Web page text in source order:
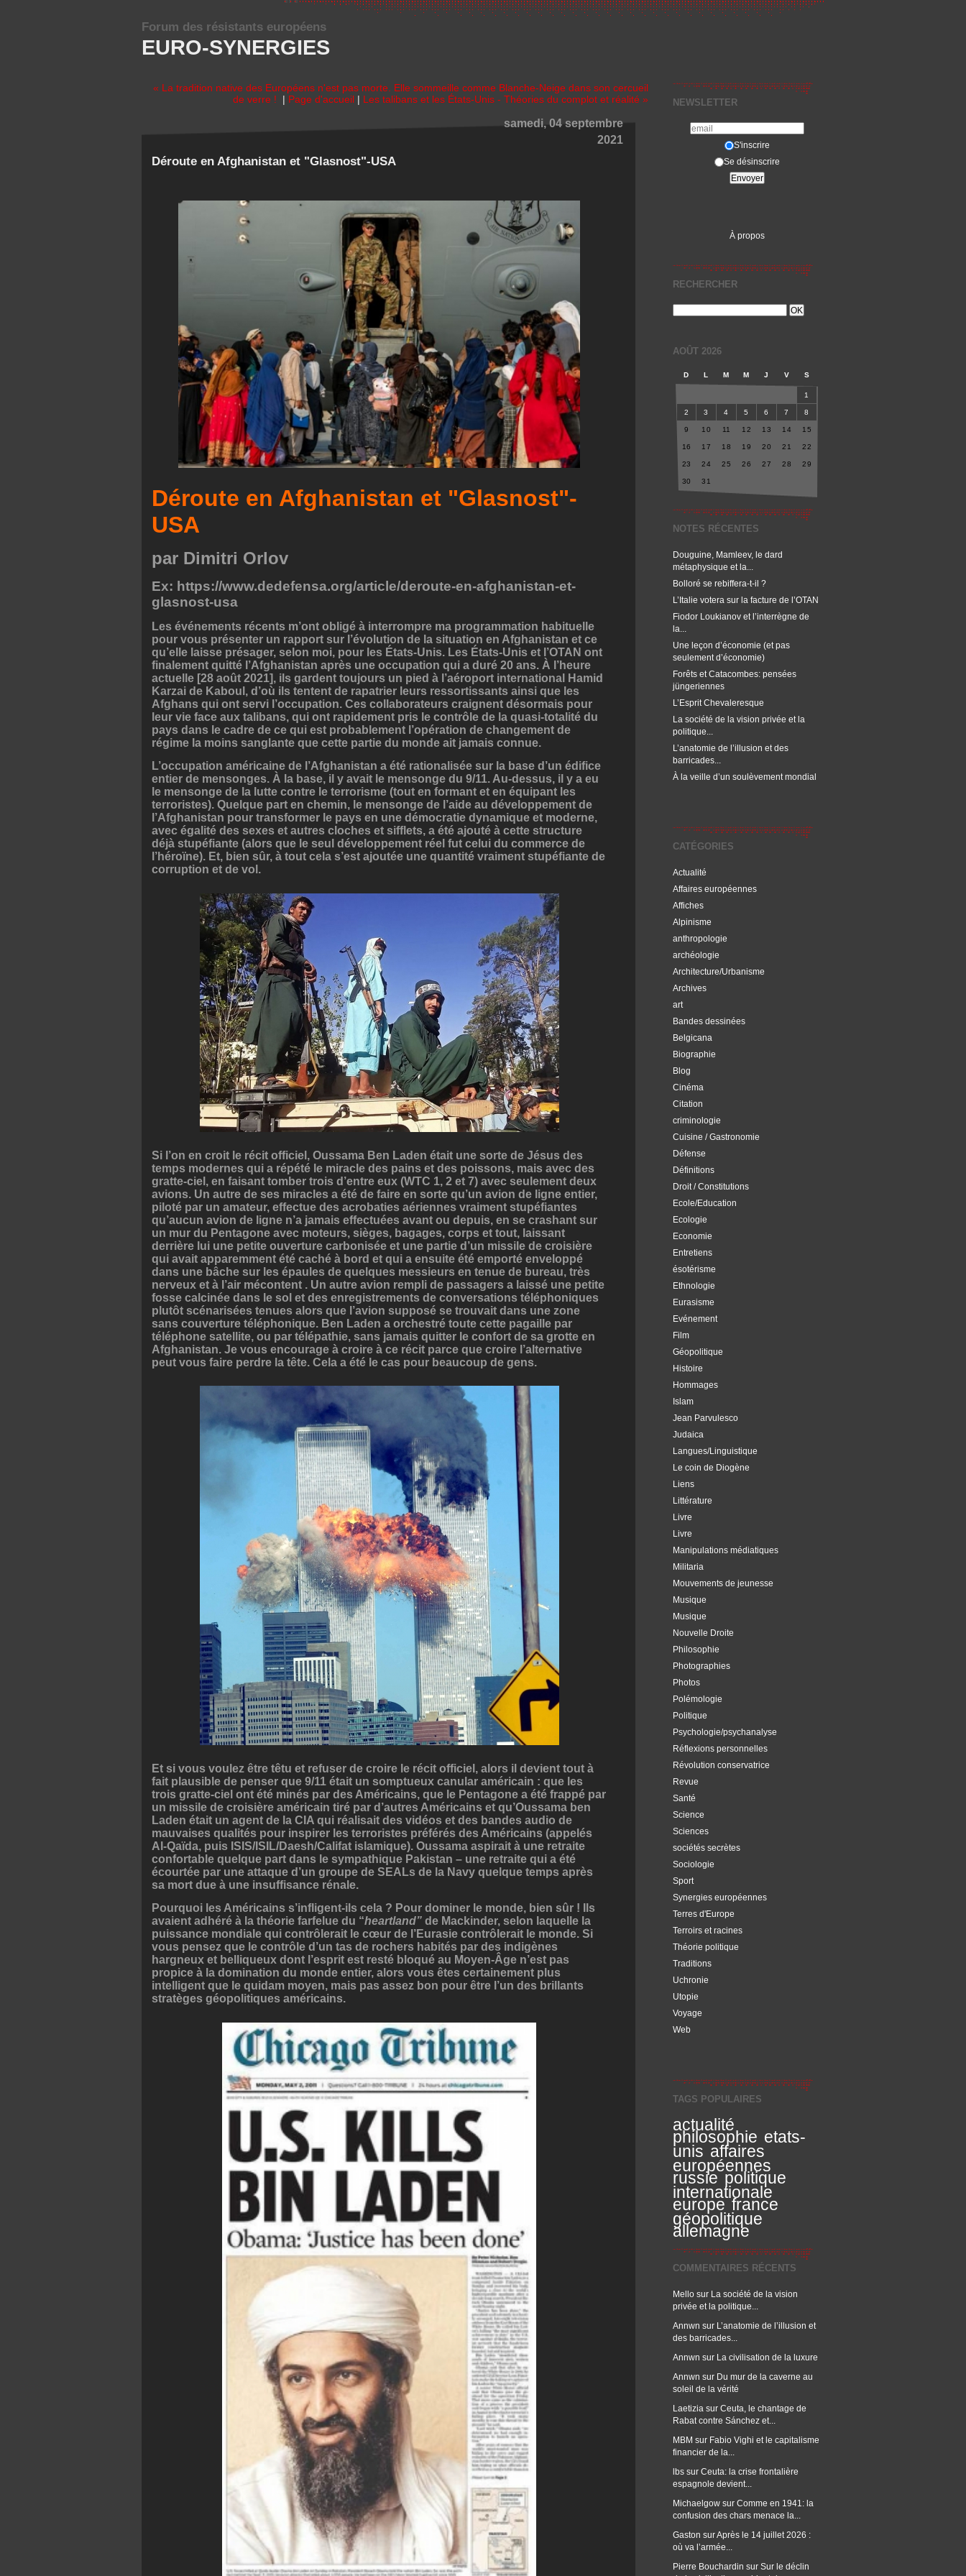
EURO-SYNERGIES
Forum des résistants européens
NEWSLETTER
S'inscrire
Se désinscrire
À propos
RECHERCHER
AOÛT 2026
D L M M J V S
1
2 3 4 5 6 7 8
9 10 11 12 13 14 15
16 17 18 19 20 21 22
23 24 25 26 27 28 29
30 31
NOTES RÉCENTES
Douguine, Mamleev, le dard
métaphysique et la...
Bolloré se rebiffera-t-il ?
L’Italie votera sur la facture de l’OTAN
Fiodor Loukianov et l’interrègne de
la...
Une leçon d’économie (et pas
seulement d’économie)
Forêts et Catacombes: pensées
jüngeriennes
L’Esprit Chevaleresque
La société de la vision privée et la
politique...
L’anatomie de l’illusion et des
barricades...
À la veille d’un soulèvement mondial
CATÉGORIES
Actualité
Affaires européennes
Affiches
Alpinisme
anthropologie
archéologie
Architecture/Urbanisme
Archives
art
Bandes dessinées
Belgicana
Biographie
Blog
Cinéma
Citation
criminologie
Cuisine / Gastronomie
Défense
Définitions
Droit / Constitutions
Ecole/Education
Ecologie
Economie
Entretiens
ésotérisme
Ethnologie
Eurasisme
Evénement
Film
Géopolitique
Histoire
Hommages
Islam
Jean Parvulesco
Judaica
Langues/Linguistique
Le coin de Diogène
Liens
Littérature
Livre
Livre
Manipulations médiatiques
Militaria
Mouvements de jeunesse
Musique
Musique
Nouvelle Droite
Philosophie
Photographies
Photos
Polémologie
Politique
Psychologie/psychanalyse
Réflexions personnelles
Révolution conservatrice
Revue
Santé
Science
Sciences
sociétés secrètes
Sociologie
Sport
Synergies européennes
Terres d'Europe
Terroirs et racines
Théorie politique
Traditions
Uchronie
Utopie
Voyage
Web
TAGS POPULAIRES
actualité
philosophie etats-
unis affaires
européennes
russie politique
internationale
europe france
géopolitique
allemagne
COMMENTAIRES RÉCENTS
Mello sur La société de la vision
privée et la politique...
Annwn sur L’anatomie de l’illusion et
des barricades...
Annwn sur La civilisation de la luxure
Annwn sur Du mur de la caverne au
soleil de la vérité
Laetizia sur Ceuta, le chantage de
Rabat contre Sánchez et...
MBM sur Fabio Vighi et le capitalisme
financier de la...
lbs sur Ceuta: la crise frontalière
espagnole devient...
Michaelgow sur Comme en 1941: la
confusion des chars menace la...
Gaston surAprès le 14 juillet 2026 :
où va l’armée...
Pierre Bouchardin sur Sur le déclin
« La tradition native des Européens n'est pas morte. Elle sommeille comme Blanche-Neige dans son cercueil
de verre !
| Page d'accueil | Les talibans et les États-Unis - Théories du complot et réalité »
samedi, 04 septembre
2021
Déroute en Afghanistan et "Glasnost"-USA
Déroute en Afghanistan et "Glasnost"-
USA
par Dimitri Orlov
Ex: https://www.dedefensa.org/article/deroute-en-afghanistan-et-
glasnost-usa
Les événements récents m’ont obligé à interrompre ma programmation habituelle
pour vous présenter un rapport sur l’évolution de la situation en Afghanistan et ce
qu’elle laisse présager, selon moi, pour les États-Unis. Les États-Unis et l’OTAN ont
finalement quitté l’Afghanistan après une occupation qui a duré 20 ans. À l’heure
actuelle [28 août 2021], ils gardent toujours un pied à l’aéroport international Hamid
Karzai de Kaboul, d’où ils tentent de rapatrier leurs ressortissants ainsi que les
Afghans qui ont servi l’occupation. Ces collaborateurs craignent désormais pour
leur vie face aux talibans, qui ont rapidement pris le contrôle de la quasi-totalité du
pays dans le cadre de ce qui est probablement l’opération de changement de
régime la moins sanglante que cette partie du monde ait jamais connue.
L’occupation américaine de l’Afghanistan a été rationalisée sur la base d’un édifice
entier de mensonges. À la base, il y avait le mensonge du 9/11. Au-dessus, il y a eu
le mensonge de la lutte contre le terrorisme (tout en formant et en équipant les
terroristes). Quelque part en chemin, le mensonge de l’aide au développement de
l’Afghanistan pour transformer le pays en une démocratie dynamique et moderne,
avec égalité des sexes et autres cloches et sifflets, a été ajouté à cette structure
déjà stupéfiante (alors que le seul développement réel fut celui du commerce de
l’héroïne). Et, bien sûr, à tout cela s’est ajoutée une quantité vraiment stupéfiante de
corruption et de vol.
Si l’on en croit le récit officiel, Oussama Ben Laden était une sorte de Jésus des
temps modernes qui a répété le miracle des pains et des poissons, mais avec des
gratte-ciel, en faisant tomber trois d’entre eux (WTC 1, 2 et 7) avec seulement deux
avions. Un autre de ses miracles a été de faire en sorte qu’un avion de ligne entier,
piloté par un amateur, effectue des acrobaties aériennes vraiment stupéfiantes
qu’aucun avion de ligne n’a jamais effectuées avant ou depuis, en se crashant sur
un mur du Pentagone avec moteurs, sièges, bagages, corps et tout, laissant
derrière lui une petite ouverture carbonisée et une partie d’un missile de croisière
qui avait apparemment été caché à bord et qui a ensuite été emporté enveloppé
dans une bâche sur les épaules de quelques messieurs en tenue de bureau, très
nerveux et à l’air mécontent . Un autre avion rempli de passagers a laissé une petite
fosse calcinée dans le sol et des enregistrements de conversations téléphoniques
plutôt scénarisées tenues alors que l’avion supposé se trouvait dans une zone
sans couverture téléphonique. Ben Laden a orchestré toute cette pagaille par
téléphone satellite, ou par télépathie, sans jamais quitter le confort de sa grotte en
Afghanistan. Je vous encourage à croire à ce récit parce que croire l’alternative
peut vous faire perdre la tête. Cela a été le cas pour beaucoup de gens.
Et si vous voulez être têtu et refuser de croire le récit officiel, alors il devient tout à
fait plausible de penser que 9/11 était un somptueux canular américain : que les
trois gratte-ciel ont été minés par des Américains, que le Pentagone a été frappé par
un missile de croisière américain tiré par d’autres Américains et qu’Oussama ben
Laden était un agent de la CIA qui réalisait des vidéos et des bandes audio de
mauvaises qualités pour inspirer les terroristes préférés des Américains (appelés
Al-Qaïda, puis ISIS/ISIL/Daesh/Califat islamique). Oussama aspirait à une retraite
confortable quelque part dans le sympathique Pakistan – une retraite qui a été
écourtée par une attaque d’un groupe de SEALs de la Navy quelque temps après
sa mort due à une insuffisance rénale.
Pourquoi les Américains s’infligent-ils cela ? Pour dominer le monde, bien sûr ! Ils
avaient adhéré à la théorie farfelue du “heartland” de Mackinder, selon laquelle la
puissance mondiale qui contrôlerait le cœur de l’Eurasie contrôlerait le monde. Si
vous pensez que le contrôle d’un tas de rochers habités par des indigènes
hargneux et belliqueux dont l’esprit est resté bloqué au Moyen-Âge n’est pas
propice à la domination du monde entier, alors vous êtes certainement plus
intelligent que le quidam moyen, mais pas assez bon pour être l’un des brillants
stratèges géopolitiques américains.